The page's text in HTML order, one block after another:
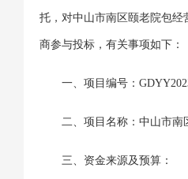
托，对中山市南区颐老院包经
商参与投标，有关事项如下：
一、项目编号：
二、项目名称：中山市南
三、资金来源及预算：